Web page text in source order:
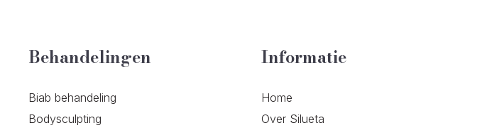
Behandelingen
Biab behandeling
Bodysculpting
Informatie
Home
Over Silueta